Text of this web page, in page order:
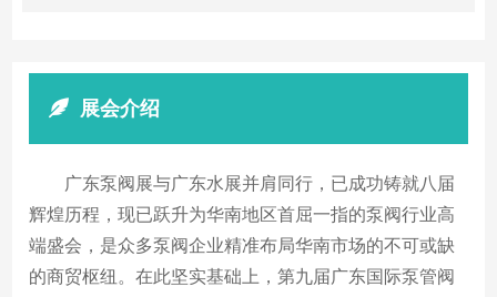
展会介绍
广东泵阀展与广东水展并肩同行，已成功铸就八届
辉煌历程，现已跃升为华南地区首屈一指的泵阀行业高
端盛会，是众多泵阀企业精准布局华南市场的不可或缺
的商贸枢纽。在此坚实基础上，第九届广东国际泵管阀